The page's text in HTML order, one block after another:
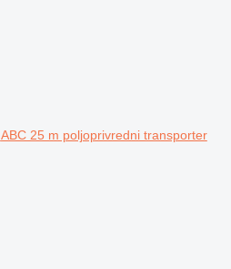
ABC 25 m poljoprivredni transporter